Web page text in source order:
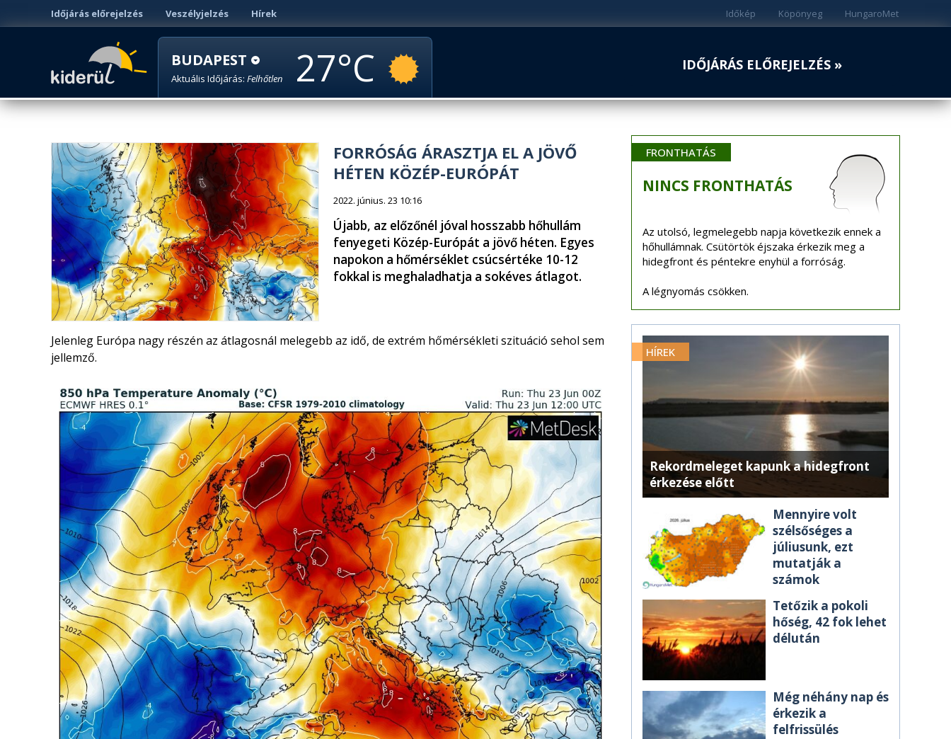
Időjárás előrejelzés Veszélyjelzés Hírek HungaroMet
Köpönyeg
Időkép
BUDAPEST
Aktuális Időjárás: Felhőtlen 27 IDŐJÁRÁS ELŐREJELZÉS »
FORRÓSÁG ÁRASZTJA EL A JÖVŐ
HÉTEN KÖZÉP-EURÓPÁT
2022. június. 23 10:16
Újabb, az előzőnél jóval hosszabb hőhullám
fenyegeti Közép-Európát a jövő héten. Egyes
napokon a hőmérséklet csúcsértéke 10-12
fokkal is meghaladhatja a sokéves átlagot.
Jelenleg Európa nagy részén az átlagosnál melegebb az idő, de extrém hőmérsékleti szituáció sehol sem
jellemző.
FRONTHATÁS
NINCS FRONTHATÁS
Az utolsó, legmelegebb napja következik ennek a
hőhullámnak. Csütörtök éjszaka érkezik meg a
hidegfront és péntekre enyhül a forróság.
A légnyomás csökken.
HÍREK
Rekordmeleget kapunk a hidegfront
érkezése előtt
Mennyire volt
szélsőséges a
júliusunk, ezt
mutatják a
számok
Tetőzik a pokoli
hőség, 42 fok lehet
délután
Még néhány nap és
érkezik a
felfrissülés